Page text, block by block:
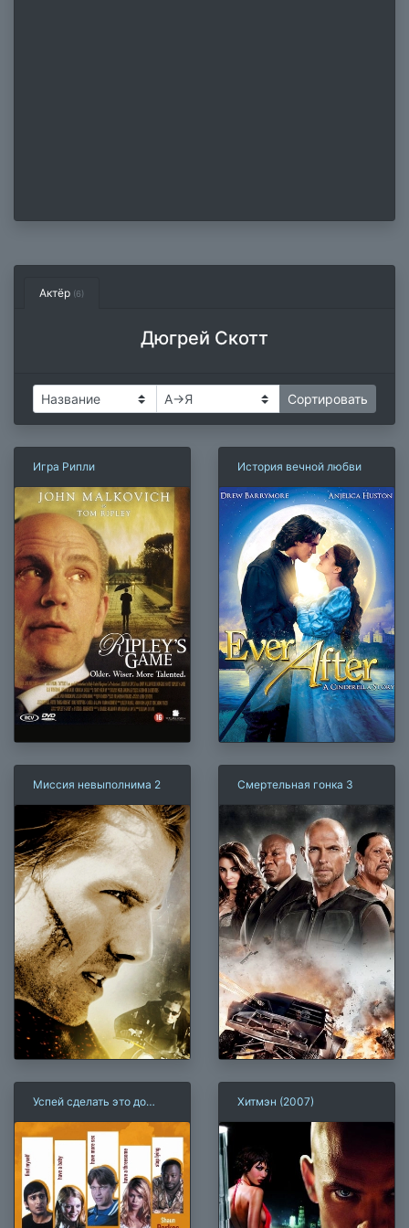
Актёр (6)
Дюгрей Скотт
Игра Рипли История вечной любви
Миссия невыполнима 2 Смертельная гонка 3
Успей сделать это до
Хитмэн (2007)